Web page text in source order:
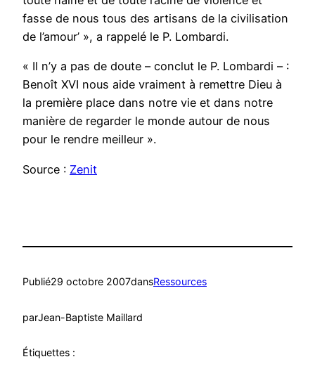
fasse de nous tous des artisans de la civilisation
de l’amour’ », a rappelé le P. Lombardi.
« Il n’y a pas de doute – conclut le P. Lombardi – :
Benoît XVI nous aide vraiment à remettre Dieu à
la première place dans notre vie et dans notre
manière de regarder le monde autour de nous
pour le rendre meilleur ».
Source : Zenit
Publié29 octobre 2007dansRessources
parJean-Baptiste Maillard
Étiquettes :